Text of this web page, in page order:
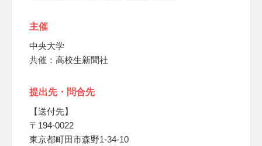
主催
中央大学
共催：高校生新聞社
提出先・問合先
【送付先】
〒194-0022
東京都町田市森野1-34-10